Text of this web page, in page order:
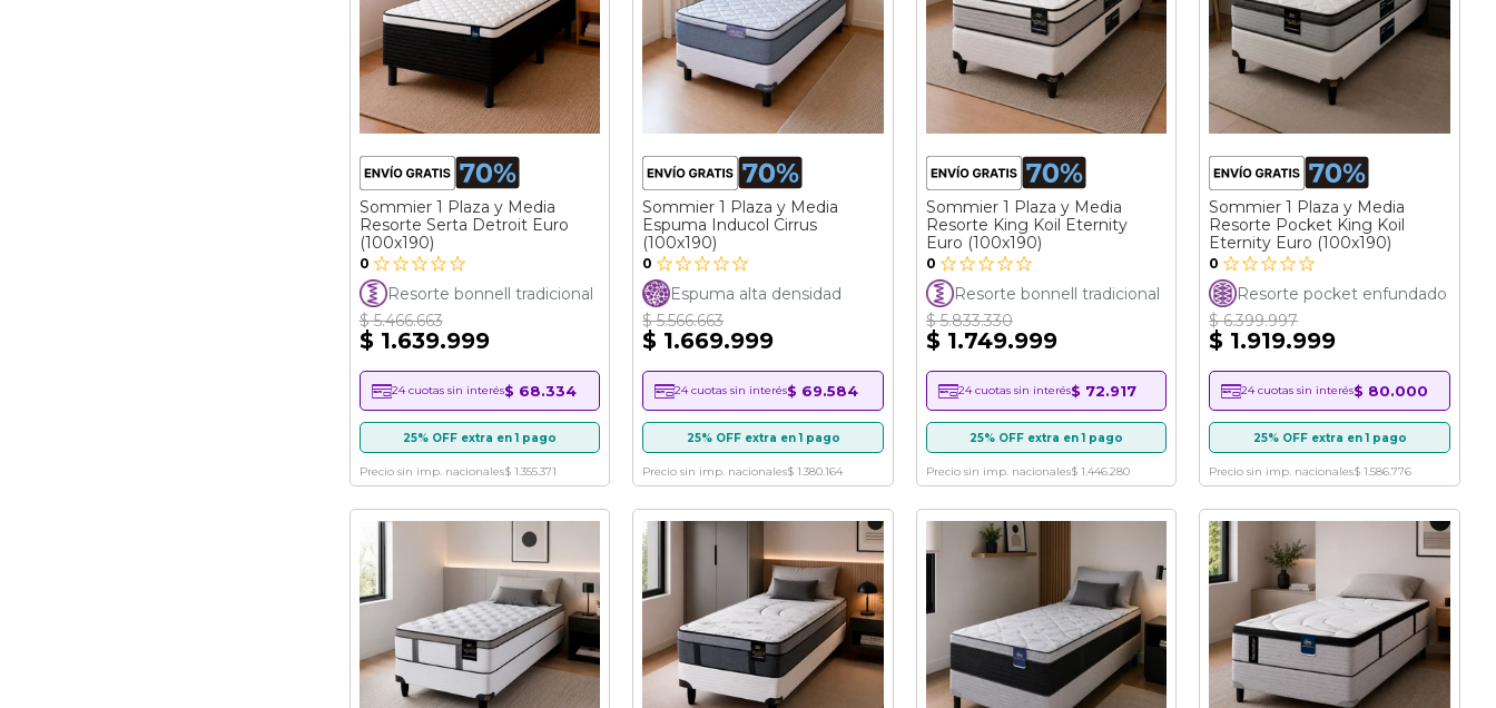
Sommier 1 Plaza y Media
Resorte Serta Detroit Euro
(100x190)
0
Resorte bonnell tradicional
$ 5.466.663
$ 1.639.999
24 cuotas sin interés$ 68.334
25% OFF extra en 1 pago
Precio sin imp. nacionales$ 1.355.371
Sommier 1 Plaza y Media
Espuma Inducol Cirrus
(100x190)
0
Espuma alta densidad
$ 5.566.663
$ 1.669.999
24 cuotas sin interés$ 69.584
25% OFF extra en 1 pago
Precio sin imp. nacionales$ 1.380.164
Sommier 1 Plaza y Media
Resorte King Koil Eternity
Euro (100x190)
0
Resorte bonnell tradicional
$ 5.833.330
$ 1.749.999
24 cuotas sin interés$ 72.917
25% OFF extra en 1 pago
Precio sin imp. nacionales$ 1.446.280
Sommier 1 Plaza y Media
Resorte Pocket King Koil
Eternity Euro (100x190)
0
Resorte pocket enfundado
$ 6.399.997
$ 1.919.999
24 cuotas sin interés$ 80.000
25% OFF extra en 1 pago
Precio sin imp. nacionales$ 1.586.776